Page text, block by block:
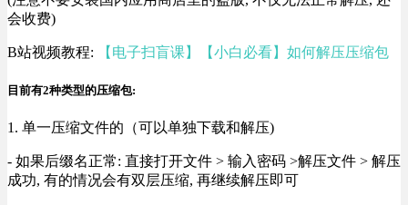
会收费)
B站视频教程: 【电子扫盲课】【小白必看】如何解压压缩包
目前有2种类型的压缩包:
1. 单一压缩文件的（可以单独下载和解压)
- 如果后缀名正常: 直接打开文件 > 输入密码 >解压文件 > 解压
成功, 有的情况会有双层压缩, 再继续解压即可